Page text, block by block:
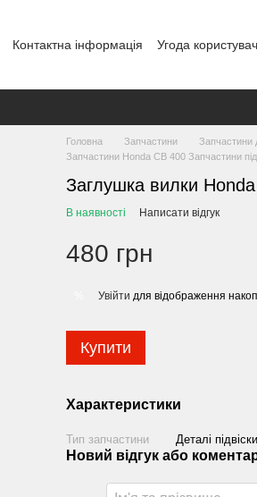
Контактна інформація
Угода
Головна Запчастини Запчастини
Запчастини Honda CB 400 Запчастини
Заглушка вилки
В наявності Написати відгук
480 грн
Увійти для відображення
Купити
Характеристики
Тип запчастини Деталі підвіски
Новий відгук або